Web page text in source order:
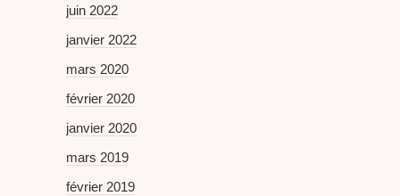
juin 2022
janvier 2022
mars 2020
février 2020
janvier 2020
mars 2019
février 2019